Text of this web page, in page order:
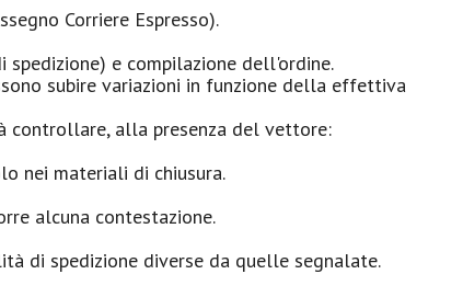
Corriere Espresso).
e compilazione dell'ordine.
subire variazioni in funzione della effettiva
alla presenza del vettore:
nei materiali di chiusura.
alcuna contestazione.
di spedizione diverse da quelle segnalate.